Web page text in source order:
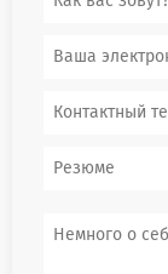
Резюме